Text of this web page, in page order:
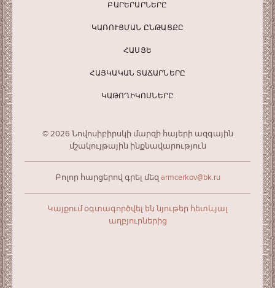
ԲԱՐԵՐԱՐՆԵՐԸ
ԿԱՌՈՒՑՄԱՆ ԸՆԹԱՑՔԸ
ՀԱՍՑԵ
ՀԱՅԿԱԿԱՆ ՏԱՃԱՐՆԵՐԸ
ԿԱԹՈՂԻԿՈՍՆԵՐԸ
© 2026 Նովոսիբիրսկի մարզի հայերի ազգային
մշակույթային ինքնավարություն
Բոլոր հարցերով գրել մեզ armcerkov@bk.ru
Կայքում օգտագործվել են նյութեր հետևյալ
աղբյուրներից